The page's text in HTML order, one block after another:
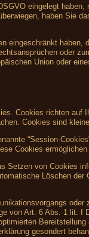
eingelegt
haben Sie
eingeschränkt
oder
Union oder
Cookies richten
Cookies sind
“Session-
Cookies
Setzen von Cookies
Löschen
von Art. 6 Abs. 1 lit.
gesondert